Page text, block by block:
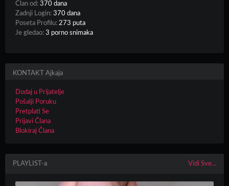
Član od: 370 dana
Zadnji Login: 370 dana
Poseta Profilu: 273 puta
Je gledao: 3 porno snimaka
KONTAKT Ajkaja
Dodaj u Prijatelje
Pošalji Poruku
Pretplati Se
Prijavi Člana
Blokiraj Člana
PLAYLIST-a Vidi Sve...